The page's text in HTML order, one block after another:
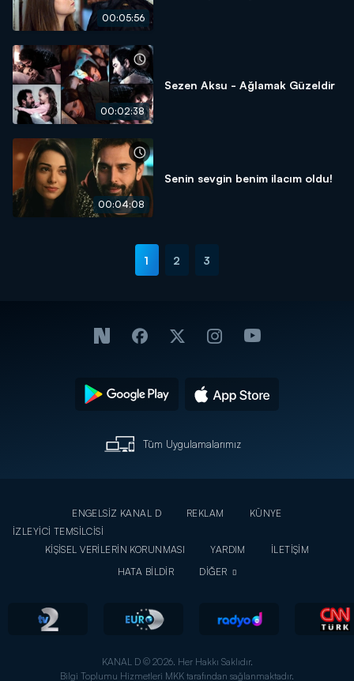
00:05:56
00:02:38
Sezen Aksu - Ağlamak Güzeldir
00:04:08
Senin sevgin benim ilacım oldu!
1 2 3
Tüm Uygulamalarımız
ENGELSİZ KANAL D REKLAM
KÜNYE
İZLEYİCİ TEMSİLCİSİ
KİŞİSEL VERİLERİN KORUNMASI
YARDIM
İLETİŞİM
HATA BİLDİR
DİĞER
KANAL D © 2026. Her Hakkı Saklıdır.
Bilgi Toplumu Hizmetleri MKK tarafından sağlanmaktadır.